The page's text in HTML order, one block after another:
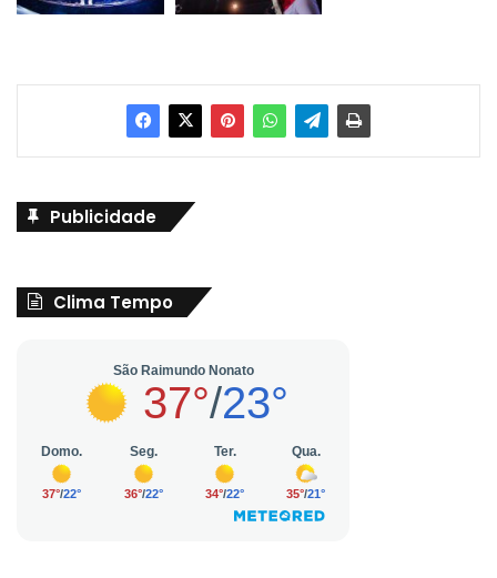
Publicidade
Clima Tempo